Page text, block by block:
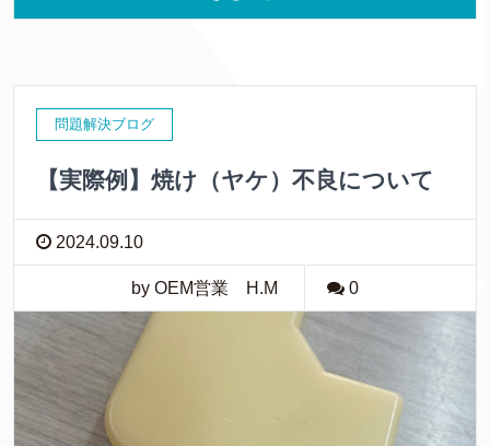
問題解決ブログ
【実際例】焼け（ヤケ）不良について
2024.09.10
by OEM営業 H.M 0